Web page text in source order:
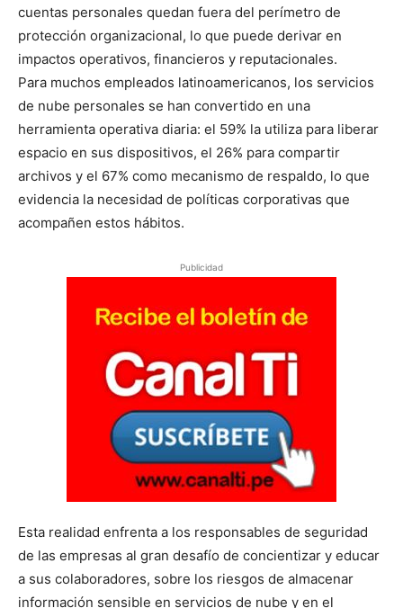
cuentas personales quedan fuera del perímetro de
protección organizacional, lo que puede derivar en
impactos operativos, financieros y reputacionales.
Para muchos empleados latinoamericanos, los servicios
de nube personales se han convertido en una
herramienta operativa diaria: el 59% la utiliza para liberar
espacio en sus dispositivos, el 26% para compartir
archivos y el 67% como mecanismo de respaldo, lo que
evidencia la necesidad de políticas corporativas que
acompañen estos hábitos.
Publicidad
Esta realidad enfrenta a los responsables de seguridad
de las empresas al gran desafío de concientizar y educar
a sus colaboradores, sobre los riesgos de almacenar
información sensible en servicios de nube y en el